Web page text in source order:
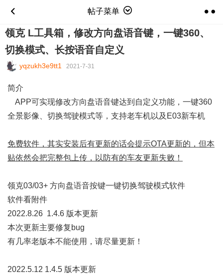
帖子菜单
领克 L工具箱，修改方向盘语音键，一键360、
切换模式、长按语音自定义
yqzukh3e9tt1 2021-7-31
简介
APP可实现修改方向盘语音键达到自定义功能，一键360
全景影像、切换驾驶模式等，支持老车机以及E03新车机
免费软件，其实安装后有更新的话会提示OTA更新的，但本
贴依然会把完整包上传，以防有的车友更新失败！
领克03/03+ 方向盘语音按键一键切换驾驶模式软件
软件看附件
2022.8.26 1.4.6 版本更新
本次更新主要修复bug
有几率老版本不能使用，请尽量更新！
2022.5.12 1.4.5 版本更新